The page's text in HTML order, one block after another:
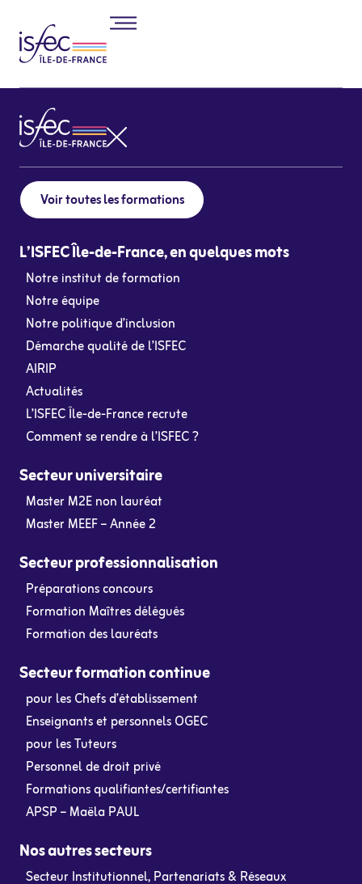
Voir toutes les formations
L’ISFEC Île-de-France, en quelques mots
Notre institut de formation
Notre équipe
Notre politique d’inclusion
Démarche qualité de l’ISFEC
AIRIP
Actualités
L’ISFEC Île-de-France recrute
Comment se rendre à l’ISFEC ?
Secteur universitaire
Master M2E non lauréat
Master MEEF – Année 2
Secteur professionnalisation
Préparations concours
Formation Maîtres délégués
Formation des lauréats
Secteur formation continue
pour les Chefs d’établissement
Enseignants et personnels OGEC
pour les Tuteurs
Personnel de droit privé
Formations qualifiantes/certifiantes
APSP – Maëla PAUL
Nos autres secteurs
Secteur Institutionnel, Partenariats & Réseaux